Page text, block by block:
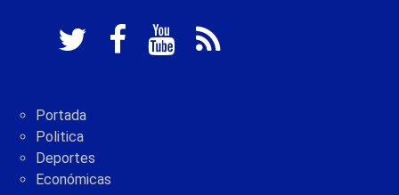
Portada
Politica
Deportes
Económicas